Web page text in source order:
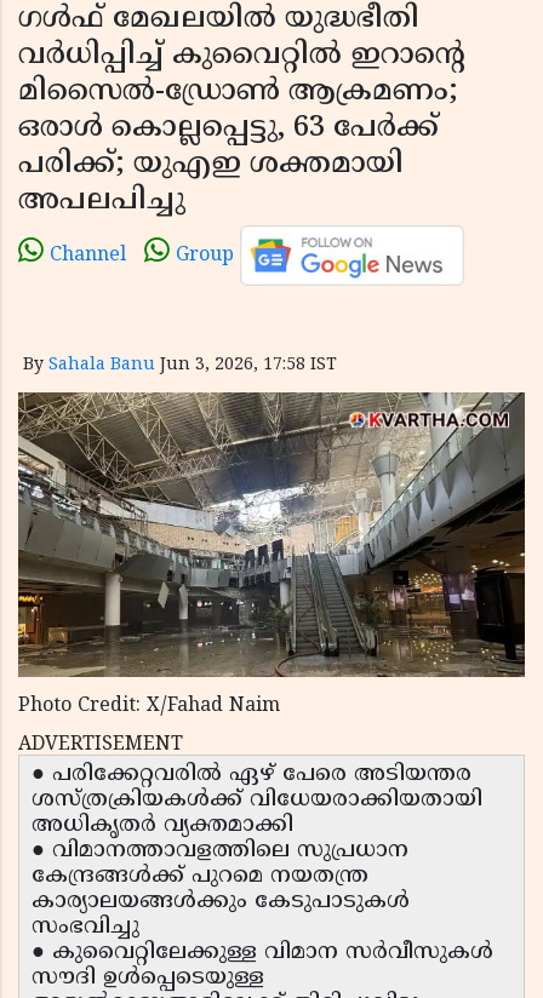
ഗൾഫ് മേഖലയിൽ യുദ്ധഭീതി
വർധിപ്പിച്ച് കുവൈറ്റിൽ ഇറാൻ്റെ
മിസൈൽ-ഡ്രോൺ ആക്രമണം;
ഒരാൾ കൊല്ലപ്പെട്ടു, 63 പേർക്ക്
പരിക്ക്; യുഎഇ ശക്തമായി
അപലപിച്ചു
Channel Group
By Sahala Banu Jun 3, 2026, 17:58 IST
Photo Credit: X/Fahad Naim
ADVERTISEMENT
● പരിക്കേറ്റവരിൽ ഏഴ് പേരെ അടിയന്തര
ശസ്ത്രക്രിയകൾക്ക് വിധേയരാക്കിയതായി
അധികൃതർ വ്യക്തമാക്കി
● വിമാനത്താവളത്തിലെ സുപ്രധാന
കേന്ദ്രങ്ങൾക്ക് പുറമെ നയതന്ത്ര
കാര്യാലയങ്ങൾക്കും കേടുപാടുകൾ
സംഭവിച്ചു
● കുവൈറ്റിലേക്കുള്ള വിമാന സർവീസുകൾ
സൗദി ഉൾപ്പെടെയുള്ള